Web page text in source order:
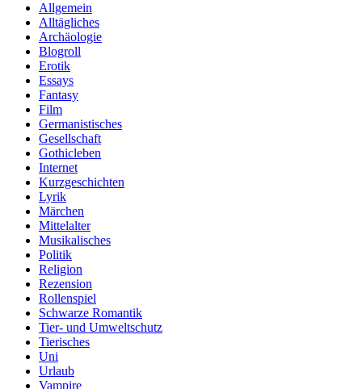
Allgemein
Alltägliches
Archäologie
Blogroll
Erotik
Essays
Fantasy
Film
Germanistisches
Gesellschaft
Gothicleben
Internet
Kurzgeschichten
Lyrik
Märchen
Mittelalter
Musikalisches
Politik
Religion
Rezension
Rollenspiel
Schwarze Romantik
Tier- und Umweltschutz
Tierisches
Uni
Urlaub
Vampire